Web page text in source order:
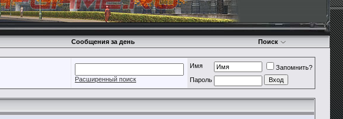
Сообщения за день Поиск
Расширенный поиск
Имя
Запомнить?
Пароль